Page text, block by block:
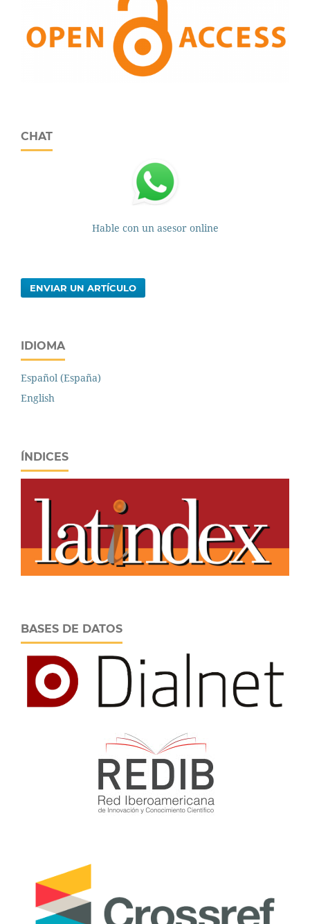
CHAT
Hable con un asesor online
ENVIAR UN ARTÍCULO
IDIOMA
Español (España)
English
ÍNDICES
BASES DE DATOS